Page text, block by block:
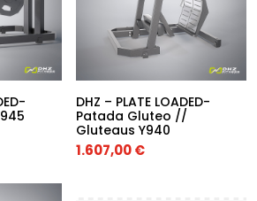
DHZ – PLATE LOADED-
Patada Gluteo //
Gluteaus Y940
1.607,00€